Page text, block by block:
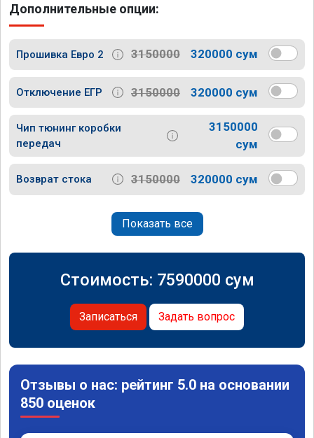
Дополнительные опции:
Прошивка Евро 2 3150000 320000 сум
Отключение ЕГР 3150000 320000 сум
Чип тюнинг коробки
передач
3150000
сум
Возврат стока 3150000 320000 сум
Показать все
Стоимость: 7590000 сум
Записаться Задать вопрос
Отзывы о нас: рейтинг 5.0 на основании
850 оценок